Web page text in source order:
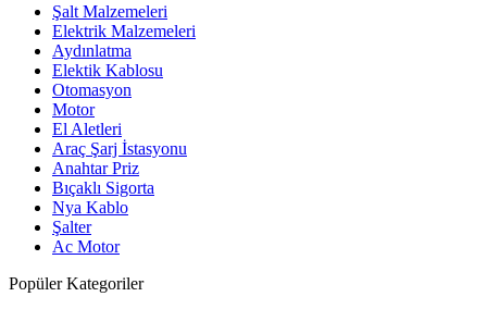
Şalt Malzemeleri
Elektrik Malzemeleri
Aydınlatma
Elektik Kablosu
Otomasyon
Motor
El Aletleri
Araç Şarj İstasyonu
Anahtar Priz
Bıçaklı Sigorta
Nya Kablo
Şalter
Ac Motor
Popüler Kategoriler